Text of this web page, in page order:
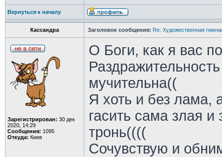
Вернуться к началу
Кассандра Заголовок сообщения: Re: Художественная
Зарегистрирован: 30 дек
2020, 14:29
Сообщения: 1095
Откуда: Киев
О Боги, как я вас
мучительна((
Я хоть и без лама,
гасить сама злая и
тронь((((
Сочувствую и